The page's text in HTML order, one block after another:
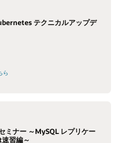
テクニカルアップデ
ら
ミナー ～MySQL レプリケー
習編～